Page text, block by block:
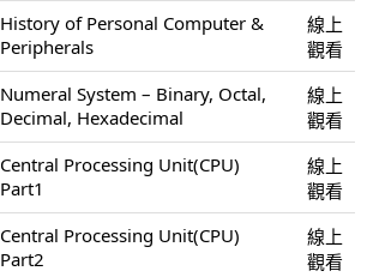
History of Personal Computer &
Peripherals
線上
觀看
Numeral System – Binary, Octal,
Decimal, Hexadecimal
線上
觀看
Central Processing Unit(CPU)
Part1
線上
觀看
Central Processing Unit(CPU)
Part2
線上
觀看